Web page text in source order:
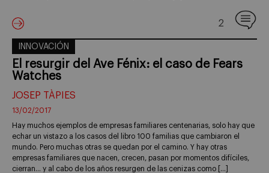
2
INNOVACIÓN
El resurgir del Ave Fénix: el caso de Fears
Watches
JOSEP TÀPIES
13/02/2017
Hay muchos ejemplos de empresas familiares centenarias, solo hay que
echar un vistazo a los casos del libro 100 familias que cambiaron el
mundo. Pero muchas otras se quedan por el camino. Y hay otras
empresas familiares que nacen, crecen, pasan por momentos difíciles,
cierran… y al cabo de los años resurgen de las cenizas como […]